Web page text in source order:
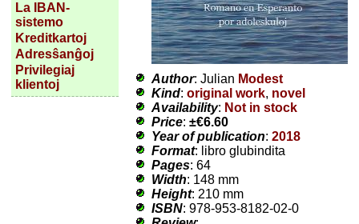
La IBAN-
sistemo
Kreditkartoj
Adresŝanĝoj
Privilegiaj
klientoj
Author: Julian Modest
Kind: original work, novel
Availability: Not in stock
Price: ±€6.60
Year of publication: 2018
Format: libro glubindita
Pages: 64
Width: 148 mm
Height: 210 mm
ISBN: 978-953-8182-02-0